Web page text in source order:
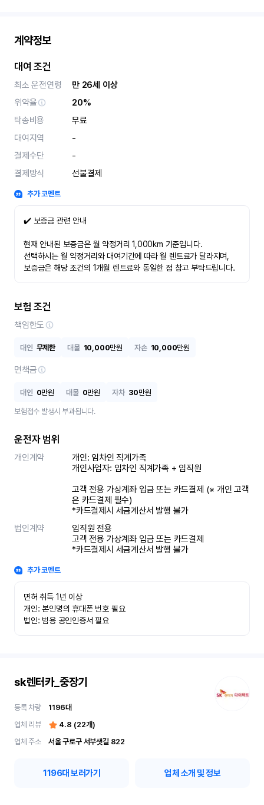
계약정보
대여 조건
최소 운전연령
만 26세 이상
위약율
20%
탁송비용
무료
대여지역
-
결제수단
-
결제방식
선불결제
추가 코멘트
✔️ 보증금 관련 안내
현재 안내된 보증금은 월 약정거리 1,000km 기준입니다.
선택하시는 월 약정거리와 대여기간에 따라 월 렌트료가 달라지며,
보증금은 해당 조건의 1개월 렌트료와 동일한 점 참고 부탁드립니다.
보험 조건
책임한도
대인 무제한 대물 10,000만원 자손 10,000만원
면책금
대인 0만원 대물 0만원 자차 30만원
보험접수 발생시 부과됩니다.
운전자 범위
개인계약
개인: 임차인 직계가족
개인사업자: 임차인 직계가족 + 임직원
고객 전용 가상계좌 입금 또는 카드결제 (※ 개인 고객
은 카드결제 필수)
*카드결제시 세금계산서 발행 불가
법인계약
임직원 전용
고객 전용 가상계좌 입금 또는 카드결제
*카드결제시 세금계산서 발행 불가
추가 코멘트
면허 취득 1년 이상
개인: 본인명의 휴대폰 번호 필요
법인: 범용 공인인증서 필요
sk렌터카_중장기
등록 차량 1196대
업체 리뷰
4.8 (22개)
업체 주소
서울 구로구 서부샛길 822
1196대 보러가기 업체 소개 및 정보